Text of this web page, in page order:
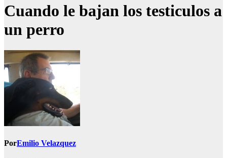
Cuando le bajan los testiculos a
un perro
PorEmilio Velazquez